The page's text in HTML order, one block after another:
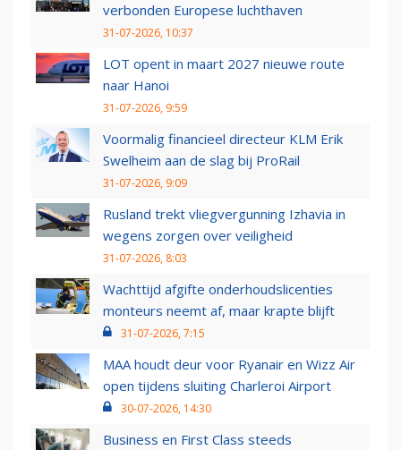
verbonden Europese luchthaven
31-07-2026, 10:37
LOT opent in maart 2027 nieuwe route
naar Hanoi
31-07-2026, 9:59
Voormalig financieel directeur KLM Erik
Swelheim aan de slag bij ProRail
31-07-2026, 9:09
Rusland trekt vliegvergunning Izhavia in
wegens zorgen over veiligheid
31-07-2026, 8:03
Wachttijd afgifte onderhoudslicenties
monteurs neemt af, maar krapte blijft
31-07-2026, 7:15
MAA houdt deur voor Ryanair en Wizz Air
open tijdens sluiting Charleroi Airport
30-07-2026, 14:30
Business en First Class steeds